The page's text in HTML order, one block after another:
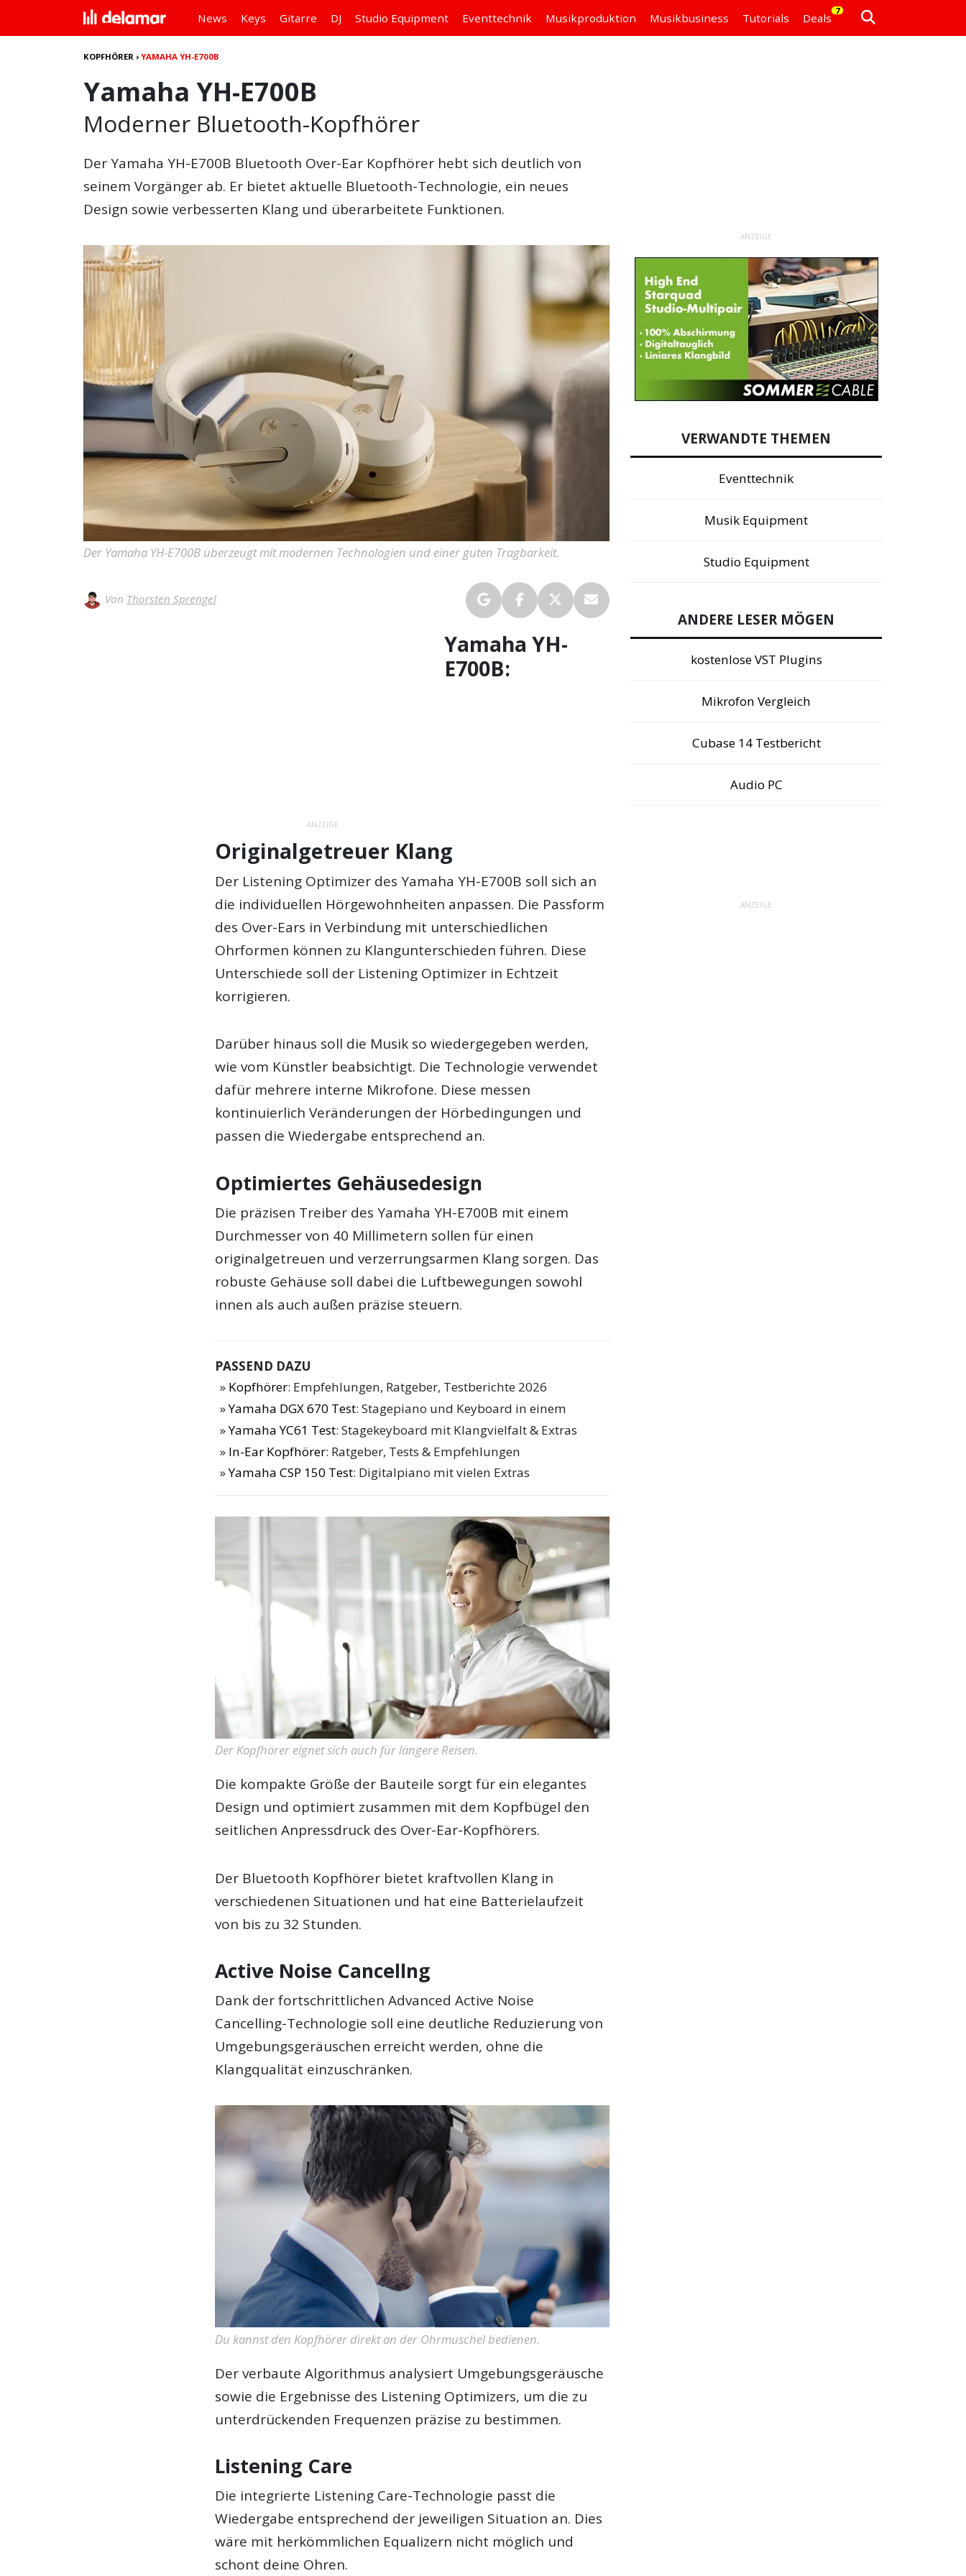
News Keys Gitarre DJ Studio Equipment Eventtechnik Musikproduktion Musikbusiness Tutorials Deals
7
KOPFHÖRER ›YAMAHA YH-E700B
Yamaha YH-E700B
Moderner Bluetooth-Kopfhörer
DerYamaha YH-E700B Bluetooth Over-Ear Kopfhörer hebt sich deutlich von
seinem Vorgänger ab. Er bietet aktuelle Bluetooth-Technologie, ein neues
Design sowie verbesserten Klang und überarbeitete Funktionen.
Der Yamaha YH-E700B überzeugt mit modernen Technologien und einer guten Tragbarkeit.
Von Thorsten Sprengel
ANZEIGE
Yamaha YH-
E700B:
Originalgetreuer Klang
Der Listening Optimizer des Yamaha YH-E700B soll sich an
die individuellen Hörgewohnheiten anpassen. Die Passform
des Over-Ears in Verbindung mit unterschiedlichen
Ohrformen können zu Klangunterschieden führen. Diese
Unterschiede soll der Listening Optimizer in Echtzeit
korrigieren.
Darüber hinaus soll die Musik so wiedergegeben werden,
wie vom Künstler beabsichtigt. Die Technologie verwendet
dafür mehrere interne Mikrofone. Diese messen
kontinuierlich Veränderungen der Hörbedingungen und
passen die Wiedergabe entsprechend an.
Optimiertes Gehäusedesign
Die präzisen Treiber des Yamaha YH-E700B mit einem
Durchmesser von 40 Millimetern sollen für einen
originalgetreuen und verzerrungsarmen Klang sorgen. Das
robuste Gehäuse soll dabei die Luftbewegungen sowohl
innen als auch außen präzise steuern.
PASSEND DAZU
Kopfhörer: Empfehlungen, Ratgeber, Testberichte 2026
Yamaha DGX 670 Test: Stagepiano und Keyboard in einem
Yamaha YC61 Test: Stagekeyboard mit Klangvielfalt & Extras
In-Ear Kopfhörer: Ratgeber, Tests & Empfehlungen
Yamaha CSP 150 Test: Digitalpiano mit vielen Extras
Der Kopfhörer eignet sich auch für längere Reisen.
Die kompakte Größe der Bauteile sorgt für ein elegantes
Design und optimiert zusammen mit dem Kopfbügel den
seitlichen Anpressdruck des Over-Ear-Kopfhörers.
Der Bluetooth Kopfhörer bietet kraftvollen Klang in
verschiedenen Situationen und hat eine Batterielaufzeit
von bis zu 32 Stunden.
Active Noise Cancellng
Dank der fortschrittlichen Advanced Active Noise
Cancelling-Technologie soll eine deutliche Reduzierung von
Umgebungsgeräuschen erreicht werden, ohne die
Klangqualität einzuschränken.
Du kannst den Kopfhörer direkt an der Ohrmuschel bedienen.
Der verbaute Algorithmus analysiert Umgebungsgeräusche
sowie die Ergebnisse des Listening Optimizers, um die zu
unterdrückenden Frequenzen präzise zu bestimmen.
Listening Care
Die integrierte Listening Care-Technologie passt die
Wiedergabe entsprechend der jeweiligen Situation an. Dies
wäre mit herkömmlichen Equalizern nicht möglich und
schont deine Ohren.
ANZEIGE
VERWANDTE THEMEN
Eventtechnik
Musik Equipment
Studio Equipment
ANDERE LESER MÖGEN
kostenlose VST Plugins
Mikrofon Vergleich
Cubase 14 Testbericht
Audio PC
ANZEIGE